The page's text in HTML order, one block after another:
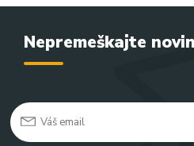
Nepremeškajte